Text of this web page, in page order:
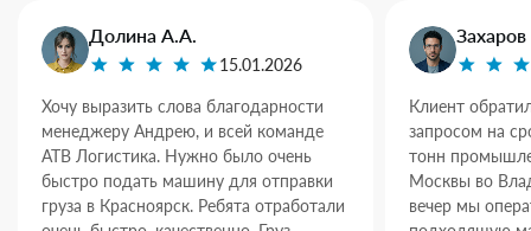
Долина А.А.
15.01.2026
Хочу выразить слова благодарности
менеджеру Андрею, и всей команде
АТВ Логистика. Нужно было очень
быстро подать машину для отправки
груза в Красноярск. Ребята отработали
Клиент
запросом на
тонн
Москвы во
вечер мы